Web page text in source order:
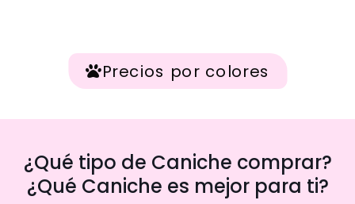
Precios por colores
¿Qué tipo de Caniche comprar?
¿Qué Caniche es mejor para ti?